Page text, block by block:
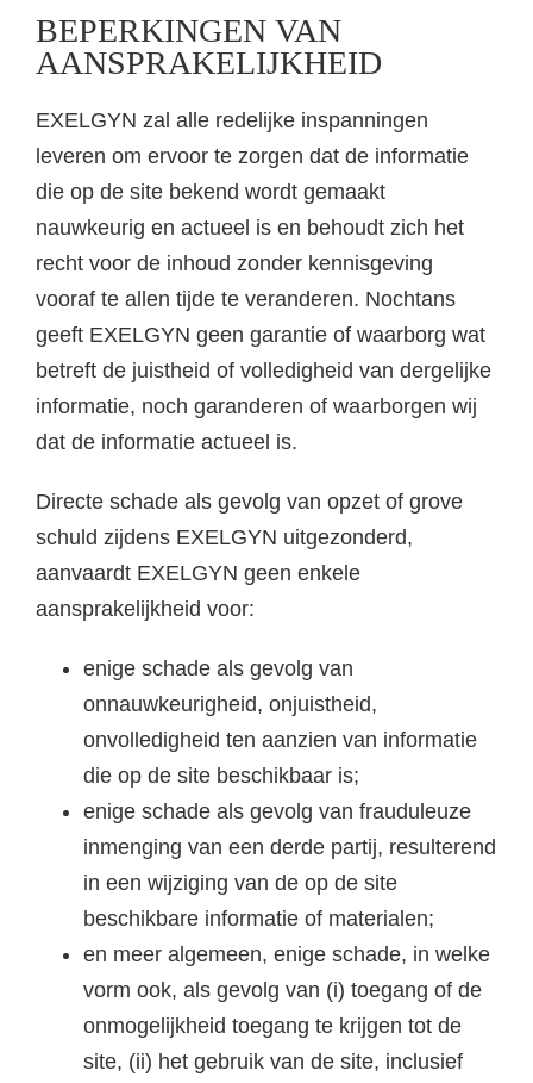
BEPERKINGEN VAN
AANSPRAKELIJKHEID
EXELGYN zal alle redelijke inspanningen
leveren om ervoor te zorgen dat de informatie
die op de site bekend wordt gemaakt
nauwkeurig en actueel is en behoudt zich het
recht voor de inhoud zonder kennisgeving
vooraf te allen tijde te veranderen. Nochtans
geeft EXELGYN geen garantie of waarborg wat
betreft de juistheid of volledigheid van dergelijke
informatie, noch garanderen of waarborgen wij
dat de informatie actueel is.
Directe schade als gevolg van opzet of grove
schuld zijdens EXELGYN uitgezonderd,
aanvaardt EXELGYN geen enkele
aansprakelijkheid voor:
enige schade als gevolg van
onnauwkeurigheid, onjuistheid,
onvolledigheid ten aanzien van informatie
die op de site beschikbaar is;
enige schade als gevolg van frauduleuze
inmenging van een derde partij, resulterend
in een wijziging van de op de site
beschikbare informatie of materialen;
en meer algemeen, enige schade, in welke
vorm ook, als gevolg van (i) toegang of de
onmogelijkheid toegang te krijgen tot de
site, (ii) het gebruik van de site, inclusief